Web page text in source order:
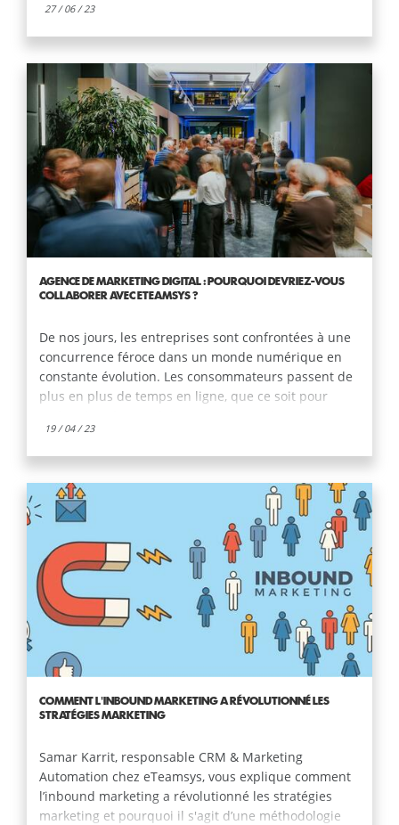
pires erreurs.
27 / 06 / 23
AGENCE DE MARKETING DIGITAL : POURQUOI DEVRIEZ-VOUS
COLLABORER AVEC ETEAMSYS ?
De nos jours, les entreprises sont confrontées à une
concurrence féroce dans un monde numérique en
constante évolution. Les consommateurs passent de
plus en plus de temps en ligne, que ce soit pour
interagir avec des marques via les réseaux sociaux.
Par conséquent, il est essentiel pour votre entreprise
se différencier de vos concurrents. Pour cela,
travailler avec une agence de marketing digital
comme eTeamsys peut être un choix judicieux.
Découvrez dans cet article les raisons pour lesquelles
collaborer avec notre agence est incontournable pour
vous faire remarquer dans le monde digital.
19 / 04 / 23
COMMENT L'INBOUND MARKETING A RÉVOLUTIONNÉ LES
STRATÉGIES MARKETING
Samar Karrit, responsable CRM & Marketing
Automation chez eTeamsys, vous explique comment
l’inbound marketing a révolutionné les stratégies
marketing et pourquoi il s'agit d’une méthodologie